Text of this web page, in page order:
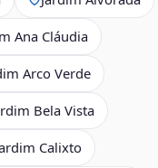
Ana Cláudia
Arco Verde
Bela Vista
Calixto